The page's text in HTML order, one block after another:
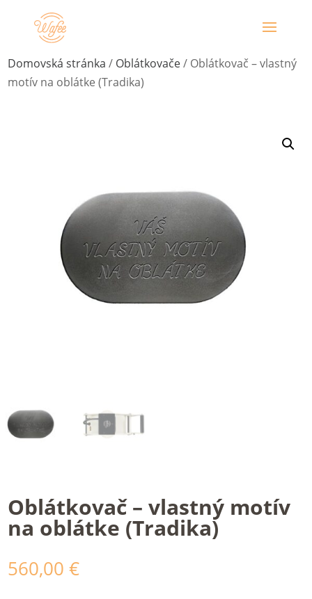
Domovská stránka / Oblátkovače/ Oblátkovač – vlastný
motív na oblátke (Tradika)
Oblátkovač – vlastný motív
na oblátke (Tradika)
560,00€